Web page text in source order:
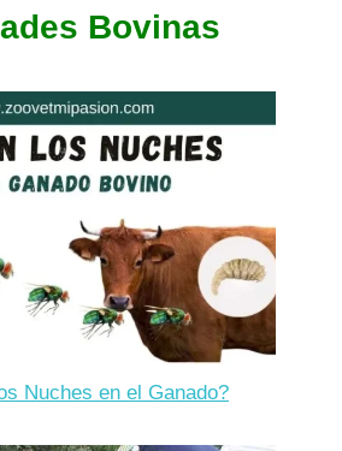
Bovinas
Nuches en el Ganado?